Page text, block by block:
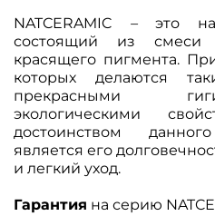
NATCERAMIC – это
состоящий из
красящего пигмента.
которых делаются
прекрасными
экологическими
достоинством
является его
и легкий уход.
Гарантия на серию